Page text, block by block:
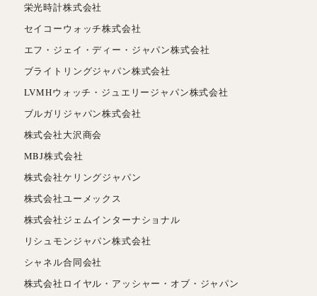
栄光時計株式会社
セイコーウォッチ株式会社
エフ・ジェイ・ディー・ジャパン株式会社
ブライトリングジャパン株式会社
LVMHウォッチ・ジュエリージャパン株式会社
ブルガリジャパン株式会社
株式会社大沢商会
MBJ株式会社
株式会社ケリングジャパン
株式会社ユーメックス
株式会社ジェムインターナショナル
リシュモンジャパン株式会社
シャネル合同会社
株式会社ロイヤル・アッシャー・オブ・ジャパン